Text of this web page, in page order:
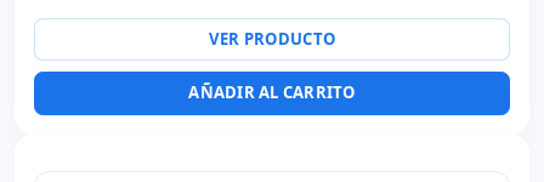
VER PRODUCTO
AÑADIR AL CARRITO